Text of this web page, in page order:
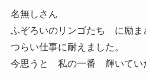
名無しさん
ふぞろいのリンゴたち に励ま
つらい仕事に耐えました。
今思うと 私の一番 輝いてい